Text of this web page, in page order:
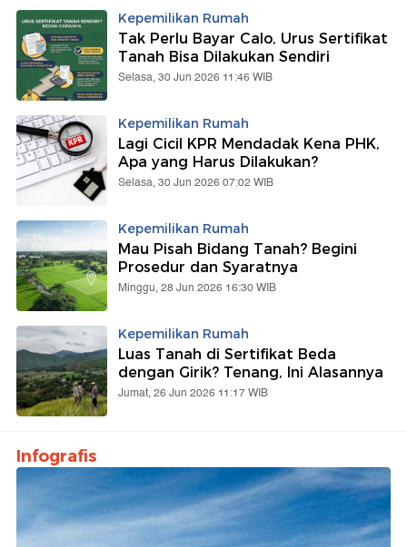
Kepemilikan Rumah
Tak Perlu Bayar Calo, Urus Sertifikat
Tanah Bisa Dilakukan Sendiri
Selasa, 30 Jun 2026 11:46 WIB
Kepemilikan Rumah
Lagi Cicil KPR Mendadak Kena PHK,
Apa yang Harus Dilakukan?
Selasa, 30 Jun 2026 07:02 WIB
Kepemilikan Rumah
Mau Pisah Bidang Tanah? Begini
Prosedur dan Syaratnya
Minggu, 28 Jun 2026 16:30 WIB
Kepemilikan Rumah
Luas Tanah di Sertifikat Beda
dengan Girik? Tenang, Ini Alasannya
Jumat, 26 Jun 2026 11:17 WIB
Infografis